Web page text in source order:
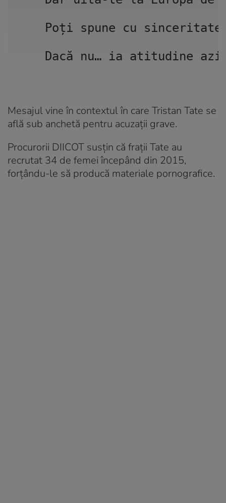
Poți spune cu
Dacă nu… ia atitudine
Mesajul vine în contextul în care Tristan Tate se
află sub anchetă pentru acuzații grave.
Procurorii DIICOT susțin că frații Tate au
recrutat 34 de femei începând din 2015,
forțându-le să producă materiale pornografice.